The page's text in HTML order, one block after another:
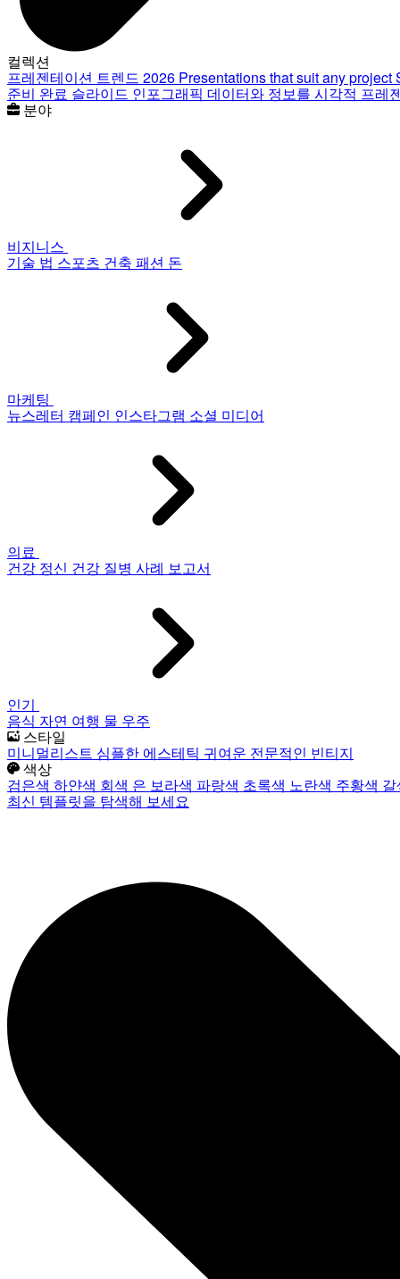
컬렉션
프레젠테이션 트렌드 2026 Presentations that suit any project
준비 완료 슬라이드 인포그래픽 데이터와 정보를 시각적 프레
분야
비지니스
기술 법 스포츠 건축 패션 돈
마케팅
뉴스레터 캠페인 인스타그램 소셜 미디어
의료
건강 정신 건강 질병 사례 보고서
인기
음식 자연 여행 물 우주
스타일
미니멀리스트 심플한 에스테틱 귀여운 전문적인 빈티지
색상
검은색 하얀색 회색 은 보라색 파랑색 초록색 노란색 주황색
최신 템플릿을 탐색해 보세요